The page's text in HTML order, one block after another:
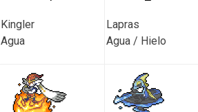
Kingler
Agua
Lapras
Agua / Hielo